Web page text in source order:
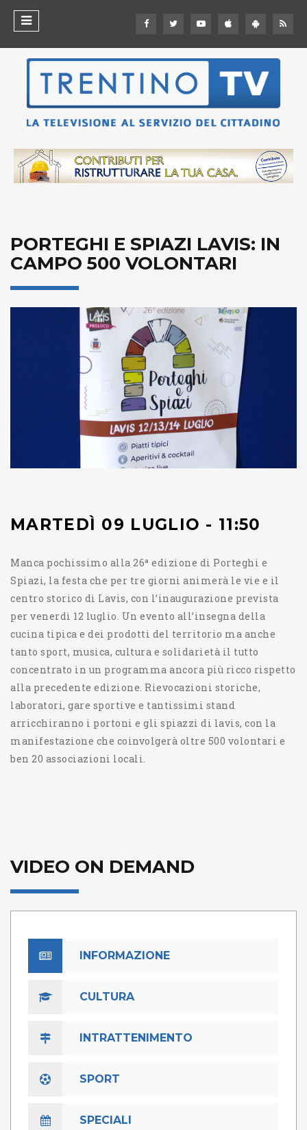
PORTEGHI E SPIAZI LAVIS: IN
CAMPO 500 VOLONTARI
MARTEDÌ 09 LUGLIO - 11:50
Manca pochissimo alla 26ª edizione di Porteghi e
Spiazi, la festa che per tre giorni animerà le vie e il
centro storico di Lavis, con l’inaugurazione prevista
per venerdì 12 luglio. Un evento all’insegna della
cucina tipica e dei prodotti del territorio ma anche
tanto sport, musica, cultura e solidarietà il tutto
concentrato in un programma ancora più ricco rispetto
alla precedente edizione. Rievocazioni storiche,
laboratori, gare sportive e tantissimi stand
arricchiranno i portoni e gli spiazzi di lavis, con la
manifestazione che coinvolgerà oltre 500 volontari e
ben 20 associazioni locali.
VIDEO ON DEMAND
INFORMAZIONE
CULTURA
INTRATTENIMENTO
SPORT
SPECIALI